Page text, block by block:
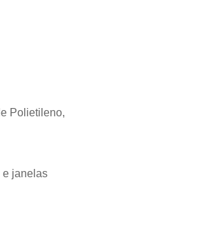
Polietileno,
e janelas